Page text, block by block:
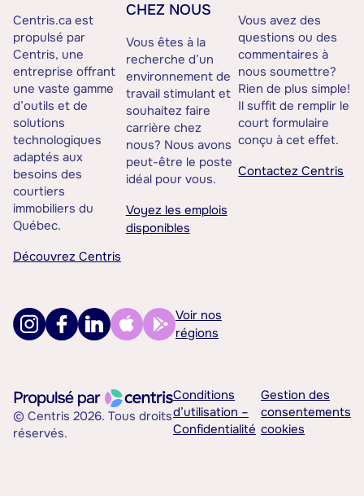
Centris.ca est
propulsé par
Centris, une
entreprise offrant
une vaste gamme
d’outils et de
solutions
technologiques
adaptés aux
besoins des
courtiers
immobiliers du
Québec.
Découvrez Centris
CHEZ NOUS
Vous êtes à la
recherche d’un
environnement de
travail stimulant et
souhaitez faire
carrière chez
nous? Nous avons
peut-être le poste
idéal pour vous.
Voyez les emplois
disponibles
Vous avez des
questions ou des
commentaires à
nous soumettre?
Rien de plus simple!
Il suffit de remplir le
court formulaire
conçu à cet effet.
Contactez Centris
Voir nos
régions
© Centris 2026. Tous droits
réservés.
Conditions
d’utilisation –
Confidentialité
Gestion des
consentements
cookies